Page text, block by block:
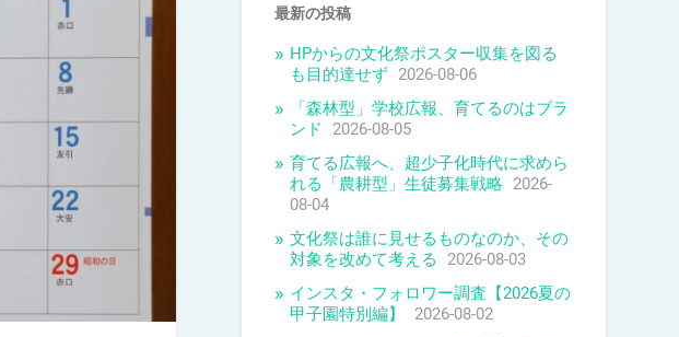
最新の投稿
HPからの文化祭ポスター収集を図る
も目的達せず 2026-08-06
「森林型」学校広報、育てるのはブラ
ンド
2026-08-05
育てる広報へ、超少子化時代に求めら
れる「農耕型」生徒募集戦略 2026-
08-04
文化祭は誰に見せるものなのか、その
対象を改めて考える
2026-08-03
インスタ・フォロワー調査【2026夏の
甲子園特別編】
2026-08-02